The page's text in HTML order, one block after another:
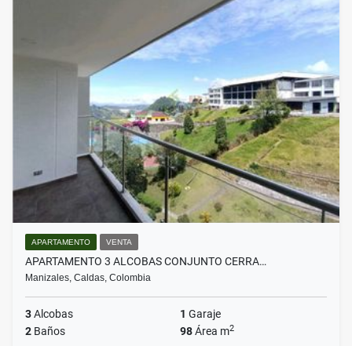
APARTAMENTO VENTA
APARTAMENTO 3 ALCOBAS CONJUNTO CERRA…
Manizales, Caldas, Colombia
3Alcobas 1 Garaje
2 Baños 98Área m2